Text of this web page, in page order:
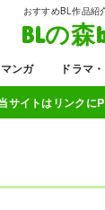
おすすめBL作品紹
BLの森
マンガ ドラマ
サイトはリンクに